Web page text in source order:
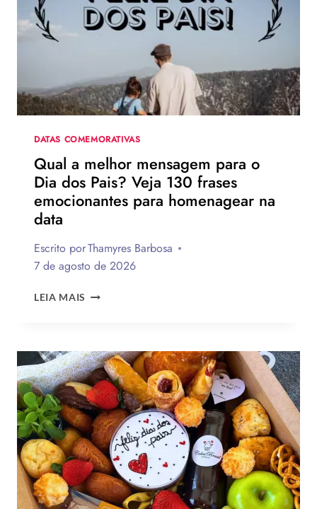
DATAS COMEMORATIVAS
Qual a melhor mensagem para o
Dia dos Pais? Veja 130 frases
emocionantes para homenagear na
data
Escrito porThamyres Barbosa
7 de agosto de 2026
LEIA MAIS QUAL
PARA
O
DIA
DOS
PAIS?
VEJA
130
FRASES
EMOCIONANTES
PARA
HOMENAGEAR